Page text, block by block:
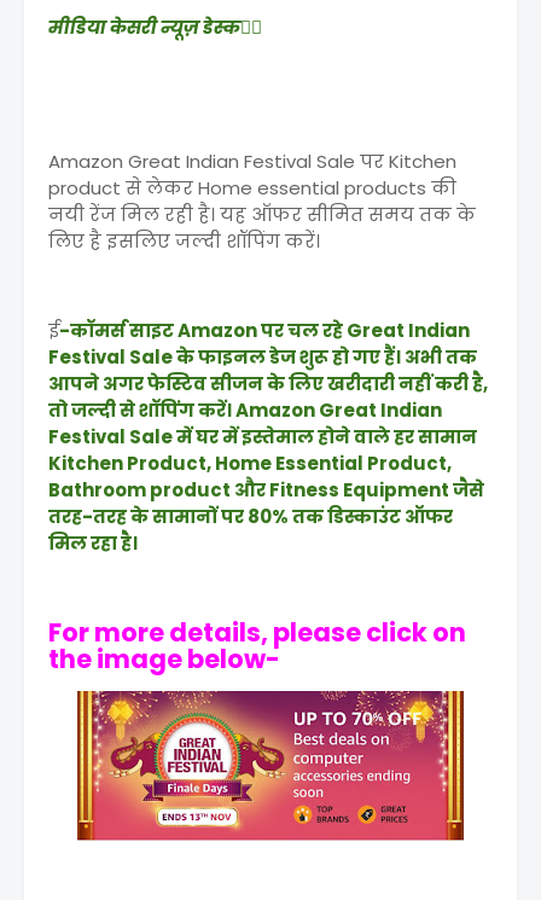
मीडिया केसरी न्यूज़ डेस्क✍🏻
Amazon Great Indian Festival Sale पर Kitchen
product से लेकर Home essential products की
नयी रेंज मिल रही है। यह ऑफर सीमित समय तक के
लिए है इसलिए जल्दी शॉपिंग करें।
ई-कॉमर्स साइट Amazon पर चल रहे Great Indian
Festival Sale के फाइनल डेज शुरू हो गए हैं। अभी तक
आपने अगर फेस्टिव सीजन के लिए खरीदारी नहीं करी है,
तो जल्दी से शॉपिंग करें। Amazon Great Indian
Festival Sale में घर में इस्तेमाल होने वाले हर सामान
Kitchen Product, Home Essential Product,
Bathroom product और Fitness Equipment जैसे
तरह-तरह के सामानों पर 80% तक डिस्काउंट ऑफर
मिल रहा है।
For more details, please click on
the image below-